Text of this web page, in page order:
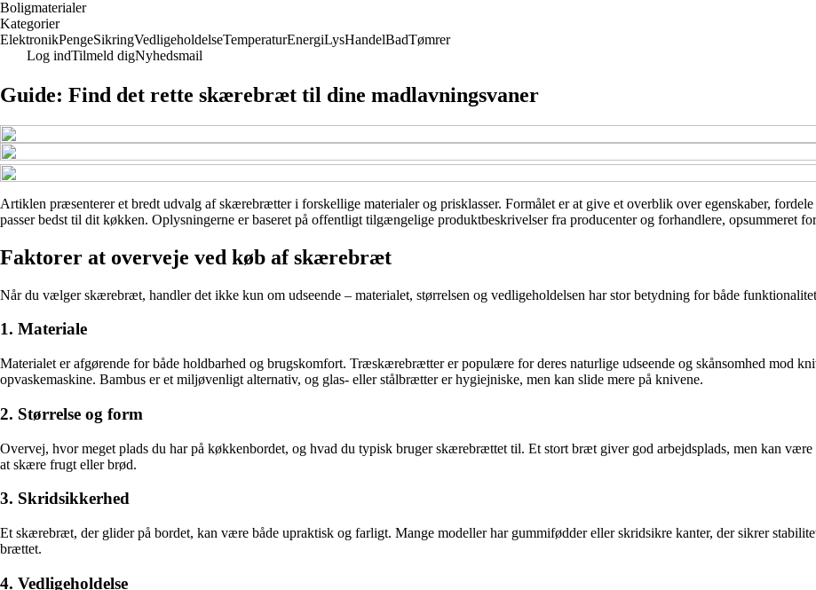
Boligmaterialer
Kategorier
ElektronikPengeSikringVedligeholdelseTemperaturEnergiLysHandelBadTømrer
Log indTilmeld digNyhedsmail
Guide: Find det rette skærebræt til dine madlavningsvaner
Artiklen præsenterer et bredt udvalg af skærebrætter i forskellige materialer og prisklasser. Formålet er at give et overblik over egenskaber,
passer bedst til dit køkken. Oplysningerne er baseret på offentligt tilgængelige produktbeskrivelser fra producenter og forhandlere, opsummeret
Faktorer at overveje ved køb af skærebræt
Når du vælger skærebræt, handler det ikke kun om udseende – materialet, størrelsen og vedligeholdelsen har stor betydning for både
1. Materiale
Materialet er afgørende for både holdbarhed og brugskomfort. Træskærebrætter er populære for deres naturlige udseende og skånsomhed mod
opvaskemaskine. Bambus er et miljøvenligt alternativ, og glas- eller stålbrætter er hygiejniske, men kan slide mere på knivene.
2. Størrelse og form
Overvej, hvor meget plads du har på køkkenbordet, og hvad du typisk bruger skærebrættet til. Et stort bræt giver god arbejdsplads, men kan
at skære frugt eller brød.
3. Skridsikkerhed
Et skærebræt, der glider på bordet, kan være både upraktisk og farligt. Mange modeller har gummifødder eller skridsikre kanter, der sikrer
brættet.
4. Vedligeholdelse